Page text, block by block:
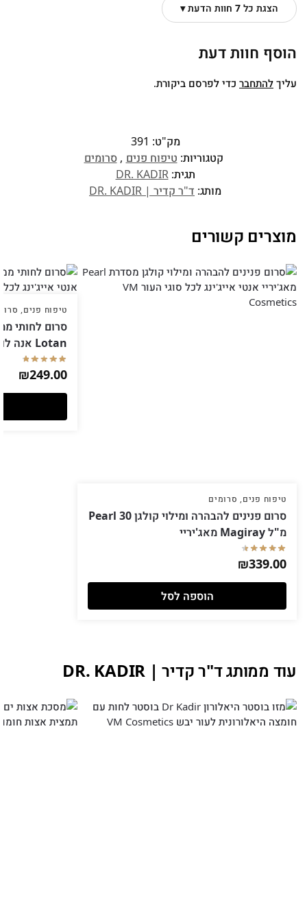
הצגת כל 7 חוות הדעת ▾
הוסף חוות דעת
עליך להתחבר כדי לפרסם ביקורת.
מק"ט: 391
קטגוריות: טיפוח פנים ,סרומים
תגית:DR. KADIR
מותג: ד"ר קדיר | DR. KADIR
מוצרים קשורים
טיפוח פנים, סרומים
סרום פנינים להבהרה ומילוי קולגן Pearl 30
מ"ל Magiray מאג'יריי
₪339.00
הוספה לסל
טיפוח פנים,
Lotan אנה לוטן
₪249.00
עוד ממותג ד"ר קדיר | DR. KADIR